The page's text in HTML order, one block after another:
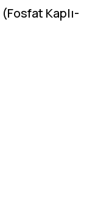
Kaplı-